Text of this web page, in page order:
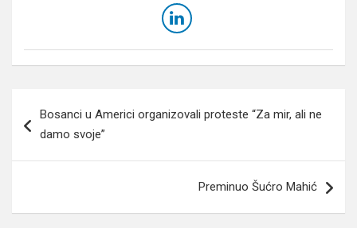
članaka
Bosanci u Americi organizovali proteste “Za mir, ali ne
damo svoje”
Preminuo Šućro Mahić